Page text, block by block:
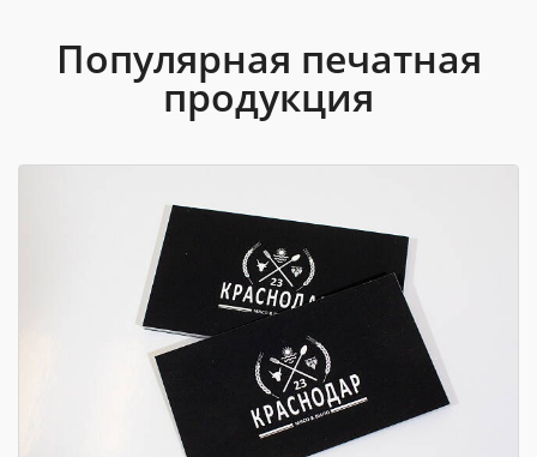
Популярная печатная
продукция